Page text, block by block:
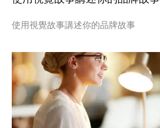
使用視覺故事講述你的品牌故事